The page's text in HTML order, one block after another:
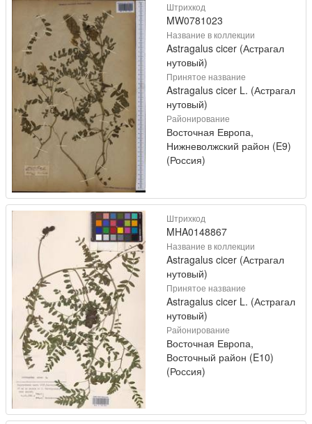
Штрихкод
MW0781023
Название в коллекции
Astragalus cicer (Астрагал
нутовый)
Принятое название
Astragalus cicer L. (Астрагал
нутовый)
Районирование
Восточная Европа,
Нижневолжский район (E9)
(Россия)
Штрихкод
MHA0148867
Название в коллекции
Astragalus cicer (Астрагал
нутовый)
Принятое название
Astragalus cicer L. (Астрагал
нутовый)
Районирование
Восточная Европа,
Восточный район (E10)
(Россия)